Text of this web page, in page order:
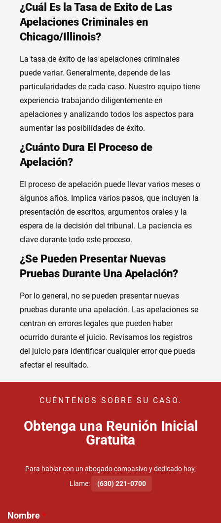
¿Cuál Es la Tasa de Exito de Las
Apelaciones Criminales en
Chicago/Illinois?
La tasa de éxito de las apelaciones criminales
puede variar. Generalmente, depende de las
particularidades de cada caso. Nuestro equipo tiene
experiencia trabajando diligentemente en
apelaciones y analizando todos los aspectos para
aumentar las posibilidades de éxito.
¿Cuánto Dura El Proceso de
Apelación?
El proceso de apelación puede llevar varios meses o
algunos años. Implica varios pasos, que incluyen la
presentación de escritos, argumentos orales y la
espera de la decisión del tribunal. La paciencia es
clave durante todo este proceso.
¿Se Pueden Presentar Nuevas
Pruebas Durante Una Apelación?
Por lo general, no se pueden presentar nuevas
pruebas durante una apelación. Las apelaciones se
centran en errores legales que pueden haber
ocurrido durante el juicio. Revisamos los registros
del juicio para identificar cualquier error que pueda
afectar el resultado.
CUÉNTENOS SOBRE SU CASO.
Obtenga una Reunión Inicial
Gratuita
Para hablar con un abogado compasivo y dedicado hoy,
Llame:
(630) 221-0700
Nombre*